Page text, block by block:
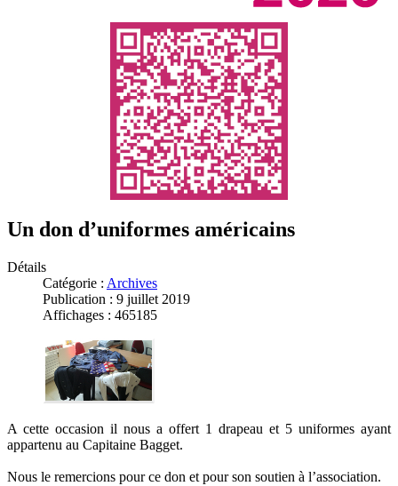
Un don d’uniformes américains
Détails
Catégorie : Archives
Publication : 9 juillet 2019
Affichages : 465185
A cette occasion il nous a offert 1 drapeau et 5 uniformes ayant
appartenu au Capitaine Bagget.
Nous le remercions pour ce don et pour son soutien à l’association.